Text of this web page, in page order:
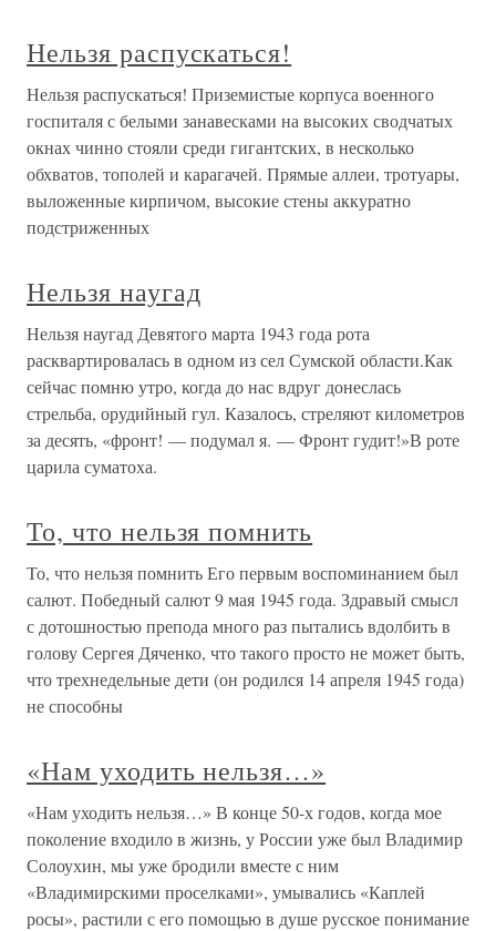
Нельзя распускаться!
Нельзя распускаться! Приземистые корпуса военного
госпиталя с белыми занавесками на высоких сводчатых
окнах чинно стояли среди гигантских, в несколько
обхватов, тополей и карагачей. Прямые аллеи, тротуары,
выложенные кирпичом, высокие стены аккуратно
подстриженных
Нельзя наугад
Нельзя наугад Девятого марта 1943 года рота
расквартировалась в одном из сел Сумской области.Как
сейчас помню утро, когда до нас вдруг донеслась
стрельба, орудийный гул. Казалось, стреляют километров
за десять, «фронт! — подумал я. — Фронт гудит!»В роте
царила суматоха.
То, что нельзя помнить
То, что нельзя помнить Его первым воспоминанием был
салют. Победный салют 9 мая 1945 года. Здравый смысл
с дотошностью препода много раз пытались вдолбить в
голову Сергея Дяченко, что такого просто не может быть,
что трехнедельные дети (он родился 14 апреля 1945 года)
не способны
«Нам уходить нельзя…»
«Нам уходить нельзя…» В конце 50-х годов, когда мое
поколение входило в жизнь, у России уже был Владимир
Солоухин, мы уже бродили вместе с ним
«Владимирскими проселками», умывались «Каплей
росы», растили с его помощью в душе русское понимание